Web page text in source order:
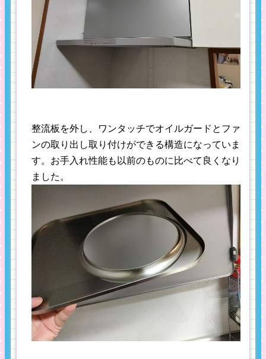
整流板を外し、ワンタッチでオイルガードとファ
ンの取り出し取り付けができる構造になっていま
す。お手入れ性能も以前のものに比べて良くなり
ました。